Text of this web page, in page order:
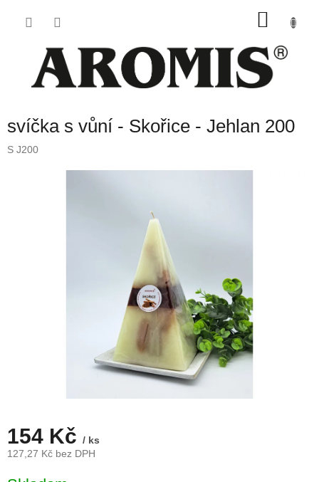
svíčka s vůní - Skořice - Jehlan 200
S J200
154 Kč / ks
127,27 Kč bez DPH